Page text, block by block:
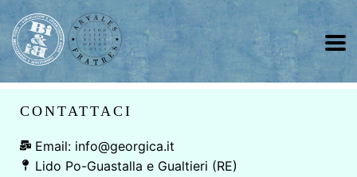
CONTATTACI
Email: info@georgica.it
Lido Po-Guastalla e Gualtieri (RE)